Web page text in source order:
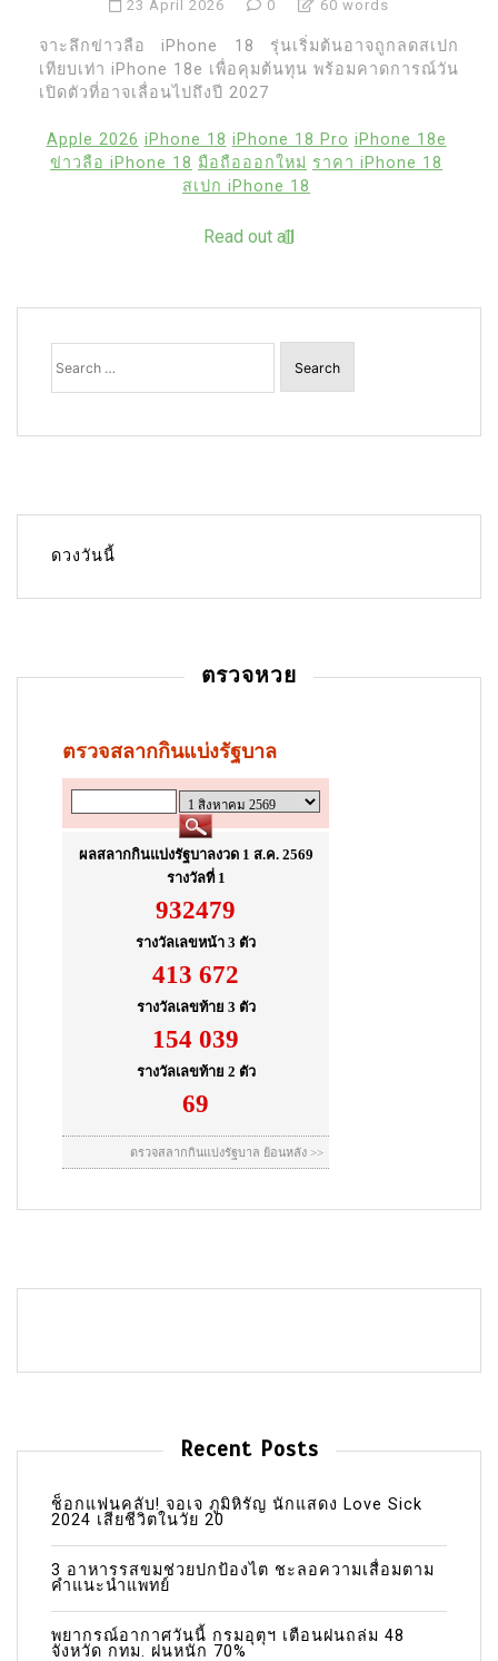
23 April 2026 0 60 words
จาะลึกข่าวลือ iPhone 18 รุ่นเริ่มต้นอาจถูกลดสเปก
เทียบเท่า iPhone 18e เพื่อคุมต้นทุน พร้อมคาดการณ์วัน
เปิดตัวที่อาจเลื่อนไปถึงปี 2027
Apple 2026 iPhone 18 iPhone 18 Pro iPhone 18e
ข่าวลือ iPhone 18 มือถือออกใหม่ ราคา iPhone 18
สเปก iPhone 18
Read out all
Search
for:
ดวงวันนี้
ตรวจหวย
Recent Posts
ช็อกแฟนคลับ! จอเจ ภูมิหิรัญ นักแสดง Love Sick
2024 เสียชีวิตในวัย 20
3 อาหารรสขมช่วยปกป้องไต ชะลอความเสื่อมตาม
คำแนะนำแพทย์
พยากรณ์อากาศวันนี้ กรมอุตุฯ เตือนฝนถล่ม 48
จังหวัด กทม. ฝนหนัก 70%